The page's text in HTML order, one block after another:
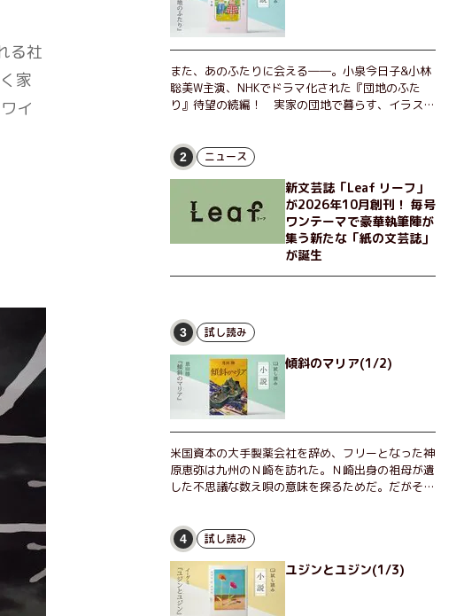
る社
家
イ
また、あのふたりに会える――。小泉今日子&小林
聡美W主演、NHKでドラマ化された『団地のふた
り』待望の続編！ 実家の団地で暮らす、イラスト
ょっとした贅沢を楽しんだり、近所のおばちゃんの
恋バナを聞いてあげたり、部屋でふたりだけの「台
湾映画祭」を催したり。50代独身、幼なじみの変
わらぬ友情とささやかな幸せの日々を描く。
2 ニュース
新文芸誌「Leaf リーフ」
が2026年10月創刊！ 毎号
ワンテーマで豪華執筆陣が
集う新たな「紙の文芸誌」
が誕生
3 試し読み
傾斜のマリア(1/2)
米国資本の大手製薬会社を辞め、フリーとなった神
原恵弥は九州のＮ崎を訪れた。Ｎ崎出身の祖母が遺
した不思議な数え唄の意味を探るためだ。だがそん
出島で見つかったある物質について博士の意見を聞
きたいという。恵弥は、まるで影のような存在の博
士とまみえることはできるのか？ そして、唄の歌
詞「かたむくマリア」に込められた秘密とは？ 謎
めいたラストが鮮烈な余韻を残すシリーズ第四作！
4 試し読み
ユジンとユジン(1/3)